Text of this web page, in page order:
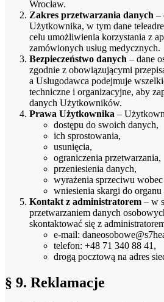
Wrocław.
Zakres przetwarzania danych –
Użytkownika, w tym dane
celu umożliwienia korzystania z
zamówionych usług medycznych.
Bezpieczeństwo danych – dane
zgodnie z obowiązującymi
a Usługodawca podejmuje
techniczne i organizacyjne, aby
danych Użytkowników.
Prawa Użytkownika –
dostępu do swoich danych,
ich sprostowania,
usunięcia,
ograniczenia przetwarzania,
przeniesienia danych,
wyrażenia sprzeciwu
wniesienia skargi do organu
Kontakt z administratorem – w
przetwarzaniem danych
skontaktować się z
e-mail:
telefon: +48 71 340 88 41,
drogą pocztową na adres
§ 9. Reklamacje